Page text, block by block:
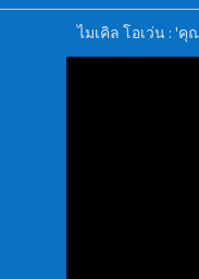
ไมเคิล โอเว่น : '